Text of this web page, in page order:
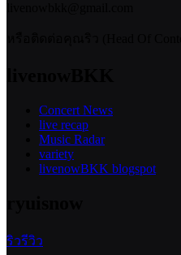
Concert News
live recap
Music Radar
variety
livenowBKK blogspot
ริวรีวิว